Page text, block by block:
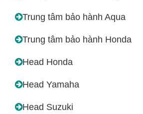
Trung tâm bảo hành Aqua
Trung tâm bảo hành Honda
Head Honda
Head Yamaha
Head Suzuki